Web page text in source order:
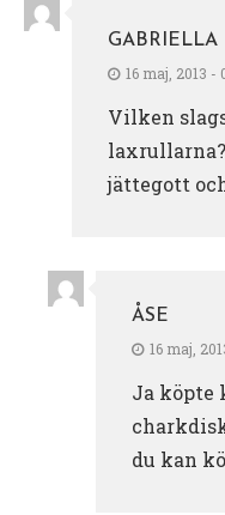
GABRIELLA
16 maj, 2013 -
Vilken
jättegott
ÅSE
16 maj,
Ja
du kan